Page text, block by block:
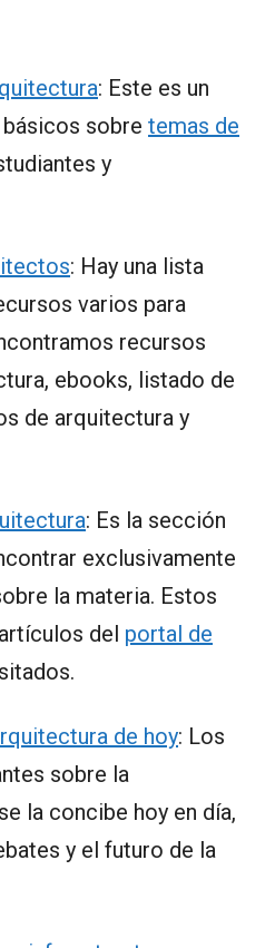
: Este es un
sobre temas de
y
: Hay una lista
varios para
recursos
ebooks, listado de
de arquitectura y
: Es la sección
exclusivamente
la materia. Estos
del portal de
de hoy: Los
sobre la
la concibe hoy en día,
y el futuro de la